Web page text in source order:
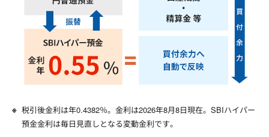
税引後金利は年0.4382％。金利は2026年8月8日現在。SBIハイパー
預金金利は毎日見直しとなる変動金利です。